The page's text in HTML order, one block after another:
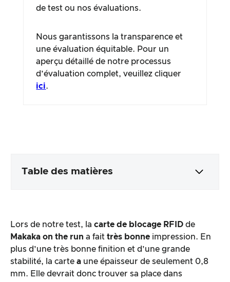
de test ou nos évaluations.
Nous garantissons la transparence et
une évaluation équitable. Pour un
aperçu détaillé de notre processus
d’évaluation complet, veuillez cliquer
ici.
Table des matières
Traitement des produits & apparence
Le test pratique
Lors de notre test, la carte de blocage RFID de
Makaka on the run a fait très bonne impression. En
plus d’une très bonne finition et d’une grande
stabilité, la carte a une épaisseur de seulement 0,8
mm. Elle devrait donc trouver sa place dans